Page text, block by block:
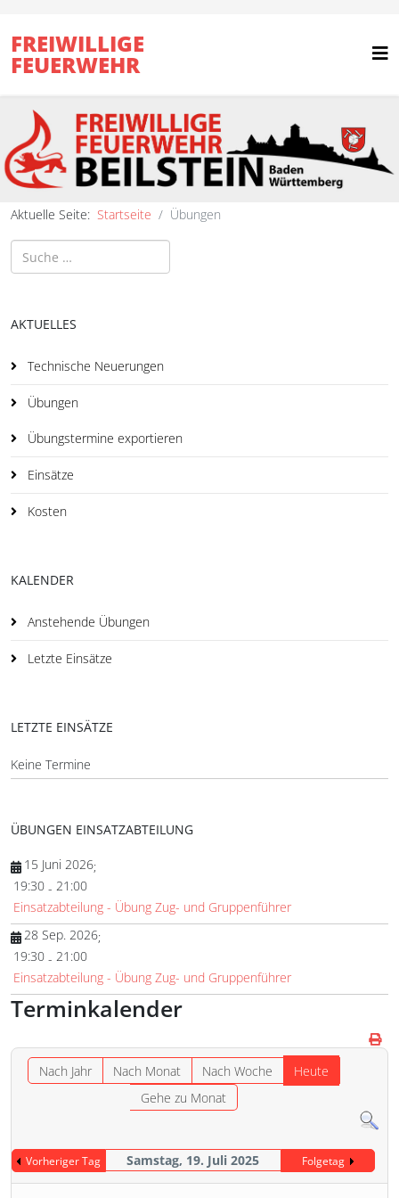
FREIWILLIGE
FEUERWEHR
Aktuelle Seite: Startseite Übungen
Suchen
AKTUELLES
Technische Neuerungen
Übungen
Übungstermine exportieren
Einsätze
Kosten
KALENDER
Anstehende Übungen
Letzte Einsätze
LETZTE EINSÄTZE
Keine Termine
ÜBUNGEN EINSATZABTEILUNG
15 Juni 2026;
19:30 - 21:00
Einsatzabteilung - Übung Zug- und Gruppenführer
28 Sep. 2026;
19:30 - 21:00
Einsatzabteilung - Übung Zug- und Gruppenführer
Terminkalender
Nach Jahr Nach Monat Nach Woche
Heute
Gehe zu Monat
Vorheriger Tag Samstag, 19. Juli 2025 Folgetag